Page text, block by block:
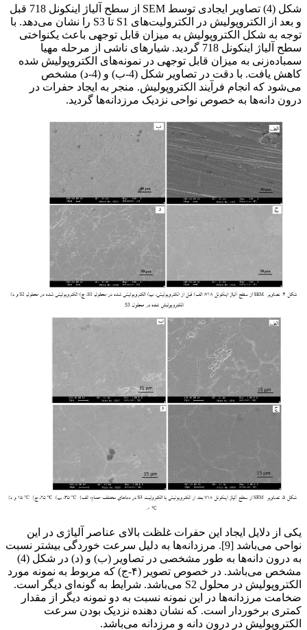
شکل (4) تصاویر ایجادی توسط SEM از سطح آلیاژ اینکونل 718 قبل
و بعد از الکتروپولیش در الکترولیت‌های S1 تا S3 را نشان می‌دهد. با
توجه به شکل الکتروپولیش به میزان قابل توجهی باعث یکنواختی
سطح آلیاژ اینکونل 718 گردید. شیارهای ناشی از مرحله مهیا
سمباده‌زنی به میزان قابل توجهی در نمونه‌های الکتروپولیش شده
کاهش یافت. با دقت در تصاویر شکل (4-ب) و (4-د) مشخص
می‌شود که انجام فرآیند الکتروپولیش. منجر به ایجاد حفرات در
درون دانه‌ها به خصوص نواحی نزدیک مرزدانه‌ها گردید.
یکی از دلایل ایجاد این حفرات غلظت بالای عناصر آلیاژی در این
نواحی می‌باشد [9]. مرزدانه‌ها به دلیل سرعت خوردگی بیشتر نسبت
به درون دانه‌ها به طور مشخصی در تصاویر (ب) و (د) در شکل (4)
مشخص می‌باشد. در خصوص تصویر (۴-ج) که مربوط به نمونه مورد
الکتروپولیش در محلول S2 می‌باشد. شرایط به گونه‌ای دیگر است.
ضخامت مرزدانه‌ها در این نمونه نسبت به دو نمونه دیگر از مقدار
کمتری برخوردار است. که نشان دهنده نزدیک بودن سرعت
الکتروپولیش در درون دانه و مرزدانه می‌باشد.